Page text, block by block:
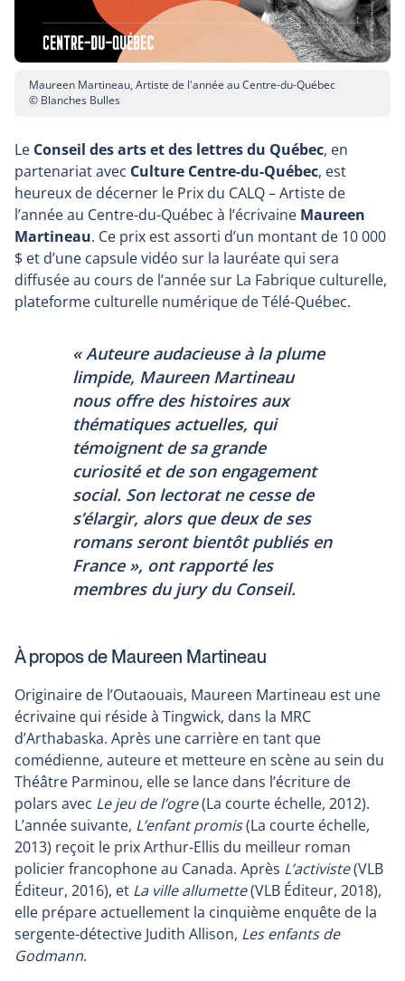
Maureen Martineau, Artiste de l'année au Centre-du-Québec
© Blanches Bulles
Le Conseil des arts et des lettres du Québec, en
partenariat avec Culture Centre-du-Québec, est
heureux de décerner le Prix du CALQ – Artiste de
l’année au Centre-du-Québec à l’écrivaine Maureen
Martineau. Ce prix est assorti d’un montant de 10 000
$ et d’une capsule vidéo sur la lauréate qui sera
diffusée au cours de l’année sur La Fabrique culturelle,
plateforme culturelle numérique de Télé-Québec.
« Auteure audacieuse à la plume
limpide, Maureen Martineau
nous offre des histoires aux
thématiques actuelles, qui
témoignent de sa grande
curiosité et de son engagement
social. Son lectorat ne cesse de
s’élargir, alors que deux de ses
romans seront bientôt publiés en
France », ont rapporté les
membres du jury du Conseil.
À propos de Maureen Martineau
Originaire de l’Outaouais, Maureen Martineau est une
écrivaine qui réside à Tingwick, dans la MRC
d’Arthabaska. Après une carrière en tant que
comédienne, auteure et metteure en scène au sein du
Théâtre Parminou, elle se lance dans l’écriture de
polars avec Le jeu de l’ogre(La courte échelle, 2012).
L’année suivante, L’enfant promis(La courte échelle,
2013) reçoit le prix Arthur-Ellis du meilleur roman
policier francophone au Canada. Après L’activiste(VLB
Éditeur, 2016), et La ville allumette(VLB Éditeur, 2018),
elle prépare actuellement la cinquième enquête de la
sergente-détective Judith Allison, Les enfants de
Godmann.